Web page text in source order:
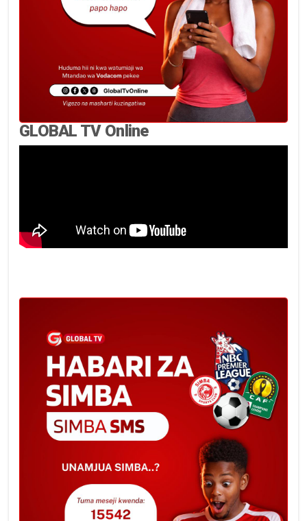
GLOBAL TV Online